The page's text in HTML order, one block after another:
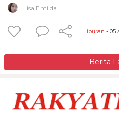
Lisa Emilda
Hiburan - 05
Berita